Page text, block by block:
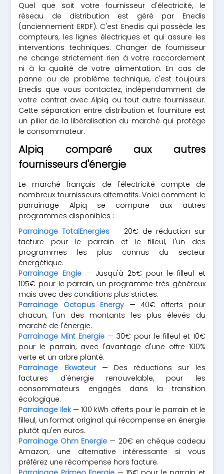
Quel que soit votre fournisseur d'électricité, le
réseau de distribution est géré par Enedis
(anciennement ERDF). C'est Enedis qui possède les
compteurs, les lignes électriques et qui assure les
interventions techniques. Changer de fournisseur
ne change strictement rien à votre raccordement
ni à la qualité de votre alimentation. En cas de
panne ou de problème technique, c'est toujours
Enedis que vous contactez, indépendamment de
votre contrat avec Alpiq ou tout autre fournisseur.
Cette séparation entre distribution et fourniture est
un pilier de la libéralisation du marché qui protège
le consommateur.
Alpiq comparé aux autres
fournisseurs d'énergie
Le marché français de l'électricité compte de
nombreux fournisseurs alternatifs. Voici comment le
parrainage Alpiq se compare aux autres
programmes disponibles :
Parrainage TotalEnergies — 20€ de réduction sur
facture pour le parrain et le filleul, l'un des
programmes les plus connus du secteur
énergétique.
Parrainage Engie— Jusqu'à 25€ pour le filleul et
105€ pour le parrain, un programme très généreux
mais avec des conditions plus strictes.
Parrainage Octopus Energy — 40€ offerts pour
chacun, l'un des montants les plus élevés du
marché de l'énergie.
Parrainage Mint Energie — 30€ pour le filleul et 10€
pour le parrain, avec l'avantage d'une offre 100%
verte et un arbre planté.
Parrainage Ekwateur— Des réductions sur les
factures d'énergie renouvelable, pour les
consommateurs engagés dans la transition
écologique.
Parrainage Ilek — 100 kWh offerts pour le parrain et le
filleul, un format original qui récompense en énergie
plutôt qu'en euros.
Parrainage Ohm Energie — 20€ en chèque cadeau
Amazon, une alternative intéressante si vous
préférez une récompense hors facture.